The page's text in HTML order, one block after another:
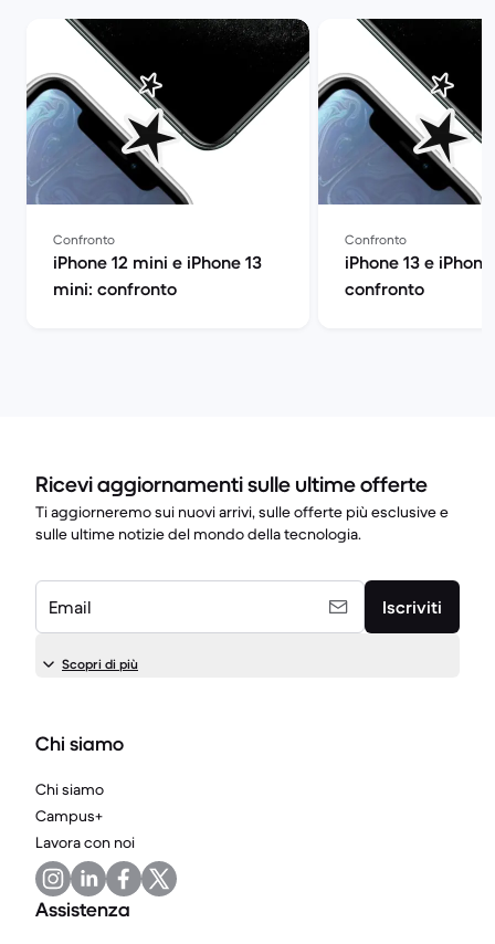
Confronto
iPhone 12 mini e iPhone 13
mini: confronto
Confronto
iPhone 13 e
confronto
Ricevi aggiornamenti sulle ultime offerte
Ti aggiorneremo sui nuovi arrivi, sulle offerte più esclusive e
sulle ultime notizie del mondo della tecnologia.
Email Iscriviti
Scopri di più
Chi siamo
Chi siamo
Campus+
Lavora con noi
Assistenza